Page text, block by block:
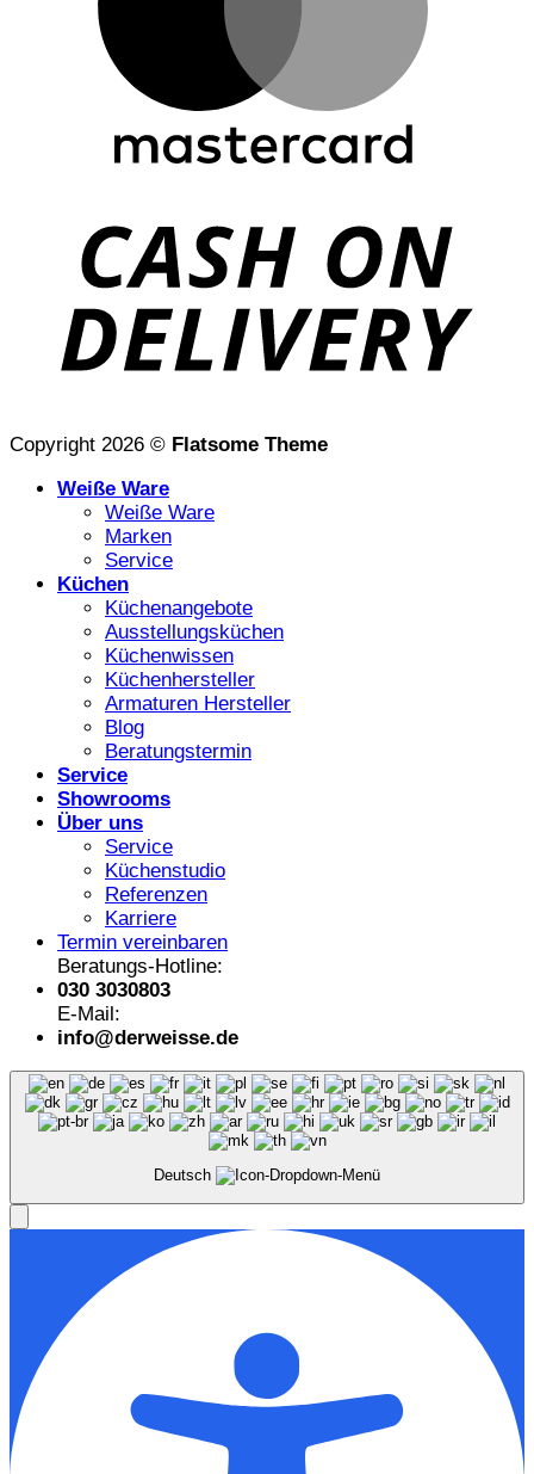
Copyright 2026 © Flatsome Theme
Weiße Ware
Weiße Ware
Marken
Service
Küchen
Küchenangebote
Ausstellungsküchen
Küchenwissen
Küchenhersteller
Armaturen Hersteller
Blog
Beratungstermin
Service
Showrooms
Über uns
Service
Küchenstudio
Referenzen
Karriere
Termin vereinbaren
Beratungs-Hotline:
030 3030803
E-Mail:
info@derweisse.de
Deutsch